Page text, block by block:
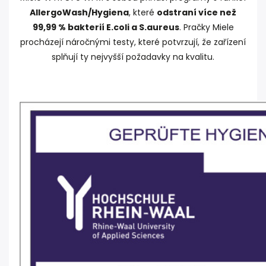
AllergoWash/Hygiena, které odstraní více než
99,99 % bakterií E.coli a S.aureus. Pračky Miele
procházejí náročnými testy, které potvrzují, že zařízení
splňují ty nejvyšší požadavky na kvalitu.